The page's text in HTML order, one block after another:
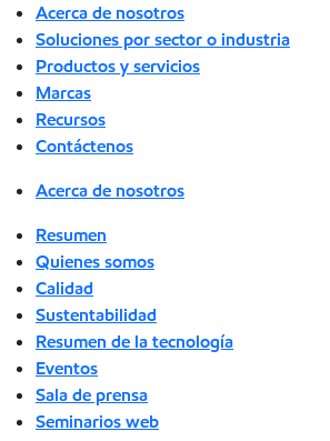
Acerca de nosotros
Soluciones por sector o industria
Productos y servicios
Marcas
Recursos
Contáctenos
Acerca de nosotros
Resumen
Quienes somos
Calidad
Sustentabilidad
Resumen de la tecnología
Eventos
Sala de prensa
Seminarios web